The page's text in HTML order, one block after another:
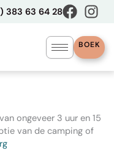
383 63 64 28
BOEK
ongeveer 3 uur en 15
van de camping of